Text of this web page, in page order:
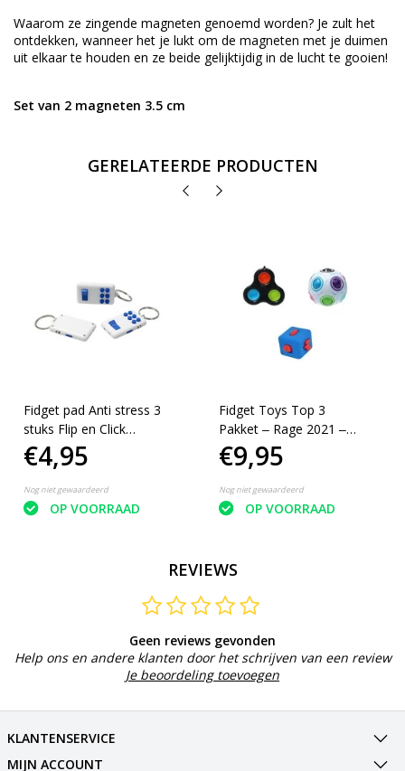
Waarom ze zingende magneten genoemd worden? Je zult het
ontdekken, wanneer het je lukt om de magneten met je duimen
uit elkaar te houden en ze beide gelijktijdig in de lucht te gooien!
Set van 2 magneten 3.5 cm
GERELATEERDE PRODUCTEN
Fidget pad Anti stress 3
stuks Flip en Click
Keylight Wit-blauw
€4,95
Nog niet gewaardeerd
OP VOORRAAD
Fidget Toys Top 3
Pakket ‒ Rage 2021 ‒
Pop It, Cube, Puzzel
€9,95
Nog niet gewaardeerd
OP VOORRAAD
REVIEWS
Geen reviews gevonden
Help ons en andere klanten door het schrijven van een review
Je beoordeling toevoegen
KLANTENSERVICE
MIJN ACCOUNT